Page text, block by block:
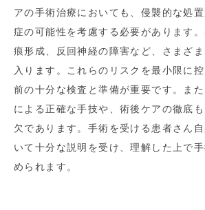
アの手術治療においても、侵襲的な処
症の可能性を考慮する必要があります
痕形成、反回神経の障害など、さまざ
入ります。これらのリスクを最小限に
前の十分な検査と準備が重要です。ま
による正確な手技や、術後ケアの徹底
欠であります。手術を受ける患者さん
いて十分な説明を受け、理解した上で
められます。